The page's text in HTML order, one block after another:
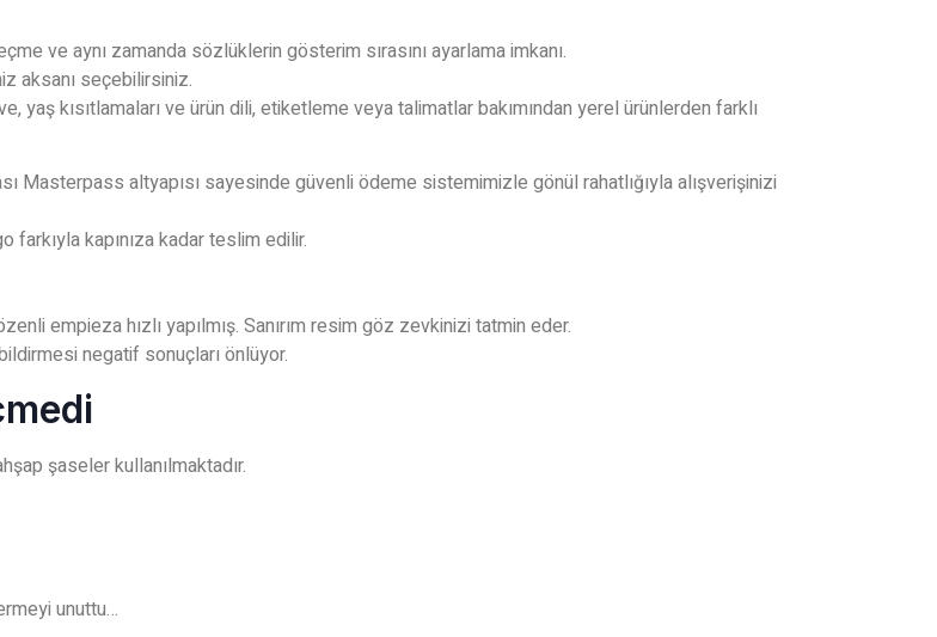
ve aynı zamanda sözlüklerin gösterim sırasını ayarlama imkanı.
aksanı seçebilirsiniz.
yaş kısıtlamaları ve ürün dili, etiketleme veya talimatlar bakımından yerel ürünlerden farklı
Masterpass altyapısı sayesinde güvenli ödeme sistemimizle gönül rahatlığıyla alışverişinizi
farkıyla kapınıza kadar teslim edilir.
empieza hızlı yapılmış. Sanırım resim göz zevkinizi tatmin eder.
negatif sonuçları önlüyor.
şaseler kullanılmaktadır.
unuttu…